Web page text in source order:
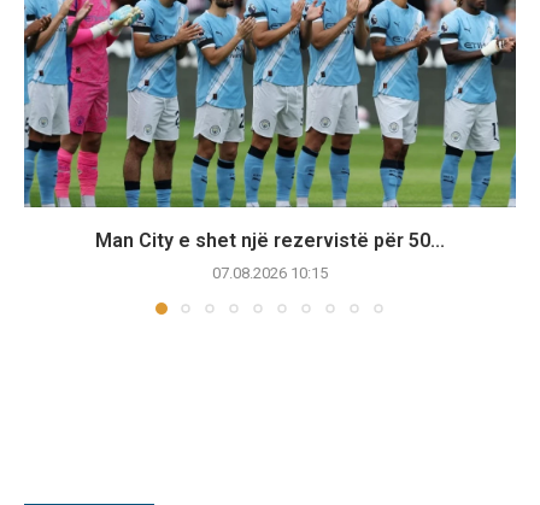
Man City e shet një rezervistë për 50...
07.08.2026 10:15